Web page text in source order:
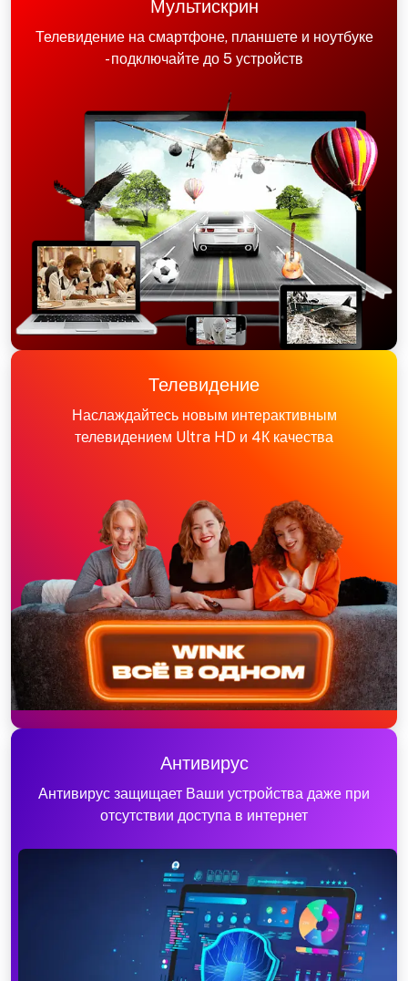
Мультискрин
Телевидение на смартфоне, планшете и ноутбуке
- подключайте до 5 устройств
Телевидение
Наслаждайтесь новым интерактивным
телевидением Ultra HD и 4К качества
Антивирус
Антивирус защищает Ваши устройства даже при
отсутствии доступа в интернет